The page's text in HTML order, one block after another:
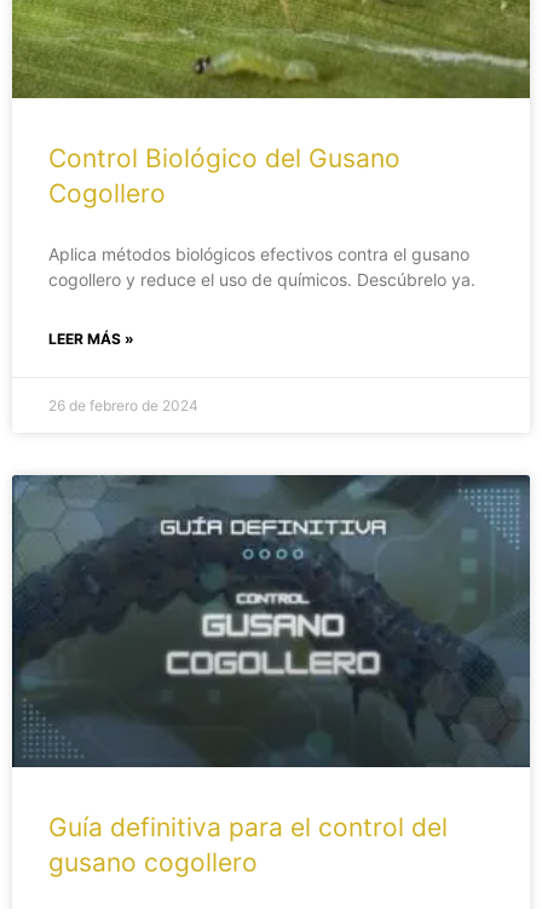
Control Biológico del Gusano
Cogollero
Aplica métodos biológicos efectivos contra el gusano
cogollero y reduce el uso de químicos. Descúbrelo ya.
LEER MÁS »
26 de febrero de 2024
Guía definitiva para el control del
gusano cogollero